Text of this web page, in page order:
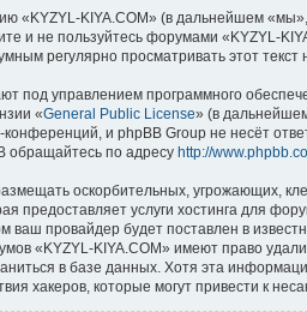
«KYZYL-KIYA.COM» (в дальнейшем
и не пользуйтесь форумами «KYZYL-
регулярно просматривать этот
под управлением программного
«General Public License» (в
и phpBB Group не несёт
обращайтесь по адресу http://
оскорбительных, угрожающих,
предоставляет услуги хостинга для
ваш провайдер будет поставлен в
«KYZYL-KIYA.COM» имеют право
в базе данных. Хотя эта
хакеров, которые могут привести к